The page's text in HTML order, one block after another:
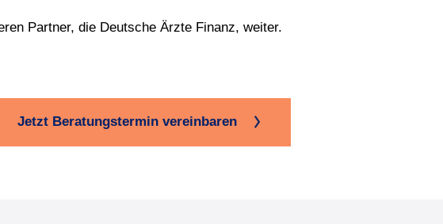
Partner, die Deutsche Ärzte Finanz, weiter.
Jetzt Beratungstermin vereinbaren